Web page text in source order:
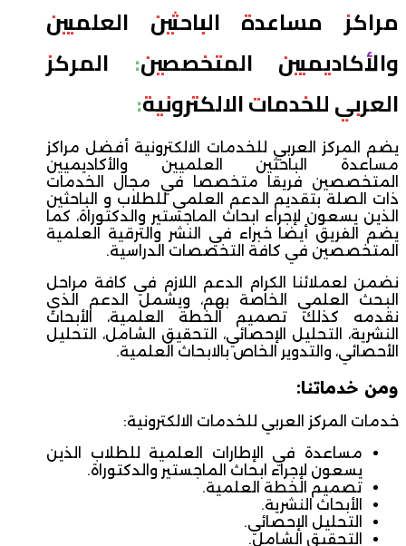
مراكز مساعدة الباحثين العلميين
والأكاديميين المتخصصين: المركز
العربي للخدمات الالكترونية:
يضم المركز العربي للخدمات الالكترونية أفضل مراكز
مساعدة الباحثين العلميين والأكاديميين
المتخصصين فريقا متخصصا في مجال الخدمات
ذات الصلة بتقديم الدعم العلمي للطلاب و الباحثين
الذين يسعون لإجراء ابحاث الماجستير والدكتوراة، كما
يضم الفريق أيضا خبراء في النشر والترقية العلمية
المتخصصين في كافة التخصصات الدراسية.
نضمن لعملائنا الكرام الدعم اللازم في كافة مراحل
البحث العلمي الخاصة بهم، ويشمل الدعم الذي
نقدمه كذلك تصميم الخطة العلمية، الأبحاث
النشرية، التحليل الإحصائي، التحقيق الشامل، التحليل
الأحصائي، والتدوير الخاص بالابحاث العلمية.
ومن خدماتنا:
خدمات المركز العربي للخدمات الالكترونية:
مساعدة في الإطارات العلمية للطلاب الذين
يسعون لإجراء ابحاث الماجستير والدكتوراة.
تصميم الخطة العلمية.
الأبحاث النشرية.
التحليل الإحصائي.
التحقيق الشامل.